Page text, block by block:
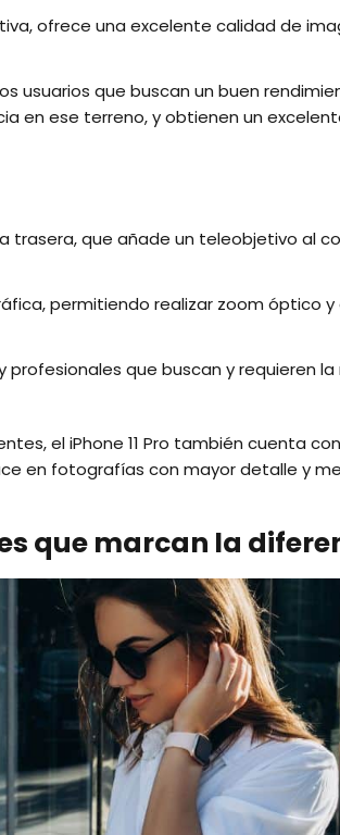
ofrece una excelente calidad de
usuarios que buscan un buen
en ese terreno, y obtienen un
trasera, que añade un teleobjetivo al
permitiendo realizar zoom óptico
que buscan y requieren
el iPhone 11 Pro también cuenta
en fotografías con mayor detalle y
que marcan la